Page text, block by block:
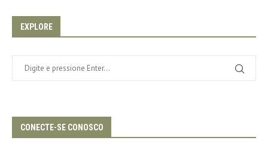
EXPLORE
CONECTE-SE CONOSCO